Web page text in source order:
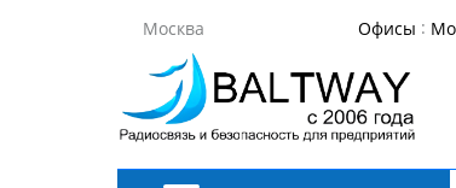
Москва Офисы :